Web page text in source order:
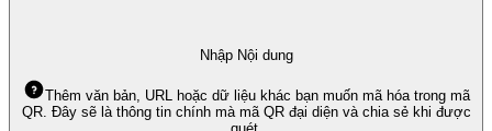
Nhập Nội dung
Thêm văn bản, URL hoặc dữ liệu khác bạn muốn mã hóa trong mã
QR. Đây sẽ là thông tin chính mà mã QR đại diện và chia sẻ khi được